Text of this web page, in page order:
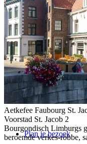
Plan je bezoek
Aetkefee Faubourg St.
Voorstad St. Jacob 2
Bourgondisch Limburgs
beroemde verkes-röbbe,